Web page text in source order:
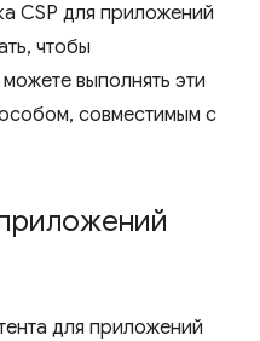
CSP для приложений
чтобы
выполнять эти
совместимым с
для приложений